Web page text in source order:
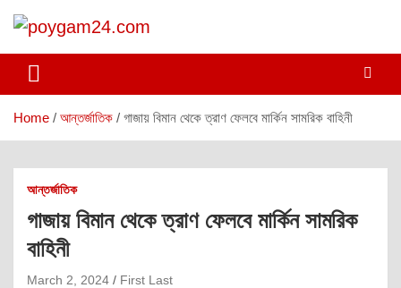
poygam24.com
poygam24.com
Home আন্তর্জাতিক গাজায় বিমান থেকে ত্রাণ ফেলবে মার্কিন সামরিক বাহিনী
আন্তর্জাতিক
গাজায় বিমান থেকে ত্রাণ ফেলবে মার্কিন সামরিক
বাহিনী
March 2, 2024 First Last